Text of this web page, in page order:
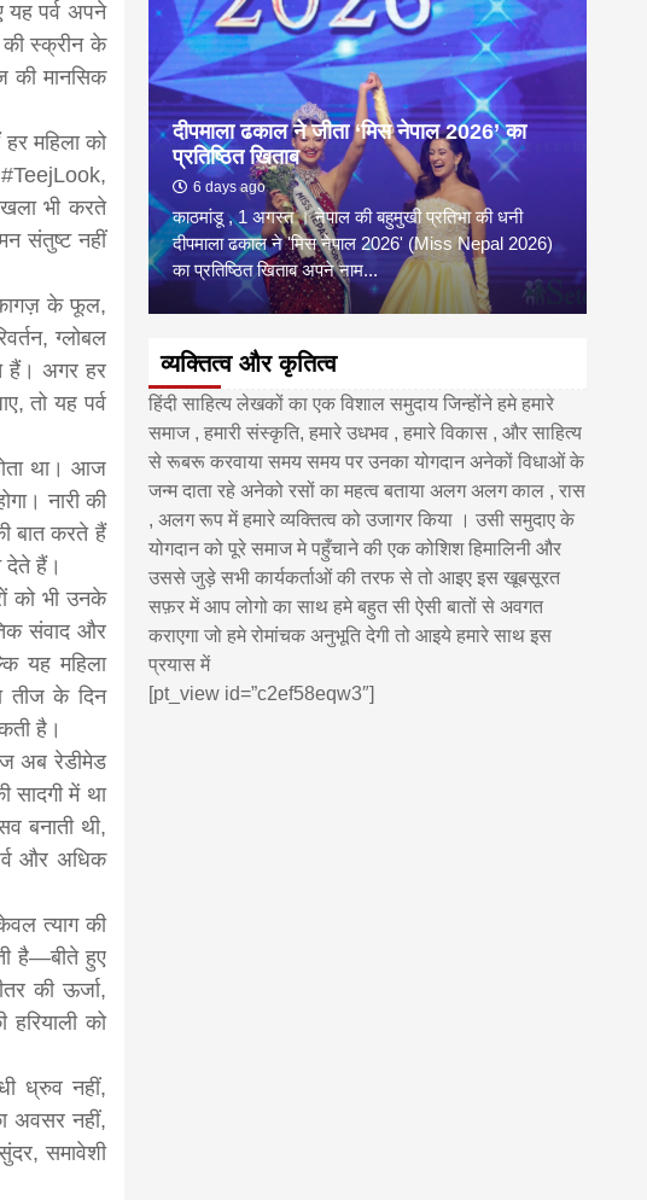
यह पर्व अपने
की स्क्रीन के
मानसिक
महिला को
भी करते
संतुष्ट नहीं
कागज़ के फूल,
ग्लोबल
हैं। अगर हर
तो यह पर्व
था। आज
नारी की
बात करते हैं
देते हैं।
को भी उनके
संवाद और
यह महिला
तीज के दिन
है।
अब रेडीमेड
सादगी में था
बनाती थी,
और अधिक
त्याग की
है—बीते हुए
की ऊर्जा,
को
ध्रुव नहीं,
अवसर नहीं,
समावेशी
दिन धनुष
पंचमी
में धनुष यज्ञ
दीपमाला ढकाल ने जीता ‘मिस नेपाल 2026’ का
प्रतिष्ठित खिताब
6 days ago
काठमांडू , 1 अगस्त । नेपाल की बहुमुखी प्रतिभा की धनी
दीपमाला ढकाल ने 'मिस नेपाल 2026' (Miss Nepal 2026)
का प्रतिष्ठित खिताब अपने नाम...
व्यक्तित्व और कृतित्व
हिंदी साहित्य लेखकों का एक विशाल समुदाय जिन्होंने हमे हमारे
समाज , हमारी संस्कृति, हमारे उधभव , हमारे विकास , और साहित्य
से रूबरू करवाया समय समय पर उनका योगदान अनेकों विधाओं के
जन्म दाता रहे अनेको रसों का महत्व बताया अलग अलग काल , रास
, अलग रूप में हमारे व्यक्तित्व को उजागर किया । उसी समुदाए के
योगदान को पूरे समाज मे पहुँचाने की एक कोशिश हिमालिनी और
उससे जुड़े सभी कार्यकर्ताओं की तरफ से तो आइए इस खूबसूरत
सफ़र में आप लोगो का साथ हमे बहुत सी ऐसी बातों से अवगत
कराएगा जो हमे रोमांचक अनुभूति देगी तो आइये हमारे साथ इस
प्रयास में
[pt_view id=”c2ef58eqw3″]